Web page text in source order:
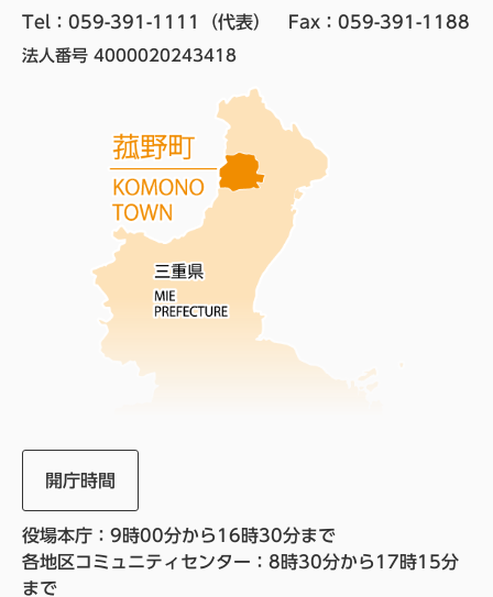
Tel：059-391-1111（代表）
Fax：059-391-1188
法人番号 4000020243418
開庁時間
役場本庁：9時00分から16時30分まで
各地区コミュニティセンター：8時30分から17時15分
まで